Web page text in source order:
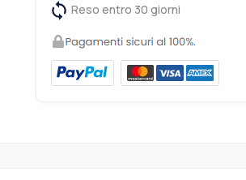
Reso entro 30 giorni